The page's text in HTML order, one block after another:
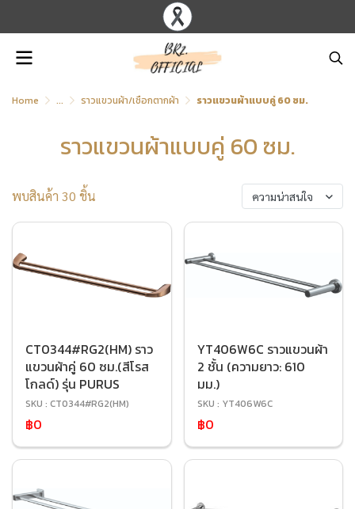
Home ... ราวแขวนผ้า/เชือกตากผ้า ราวแขวนผ้าแบบคู่ 60 ซม.
ราวแขวนผ้าแบบคู่ 60 ซม.
พบสินค้า 30 ชิ้น ความน่าสนใจ
CT0344#RG2(HM) ราว
แขวนผ้าคู่ 60 ซม.(สีโรส
โกลด์) รุ่น PURUS
SKU : CT0344#RG2(HM)
฿0
YT406W6C ราวแขวนผ้า
2 ชั้น (ความยาว: 610
มม.)
SKU : YT406W6C
฿0